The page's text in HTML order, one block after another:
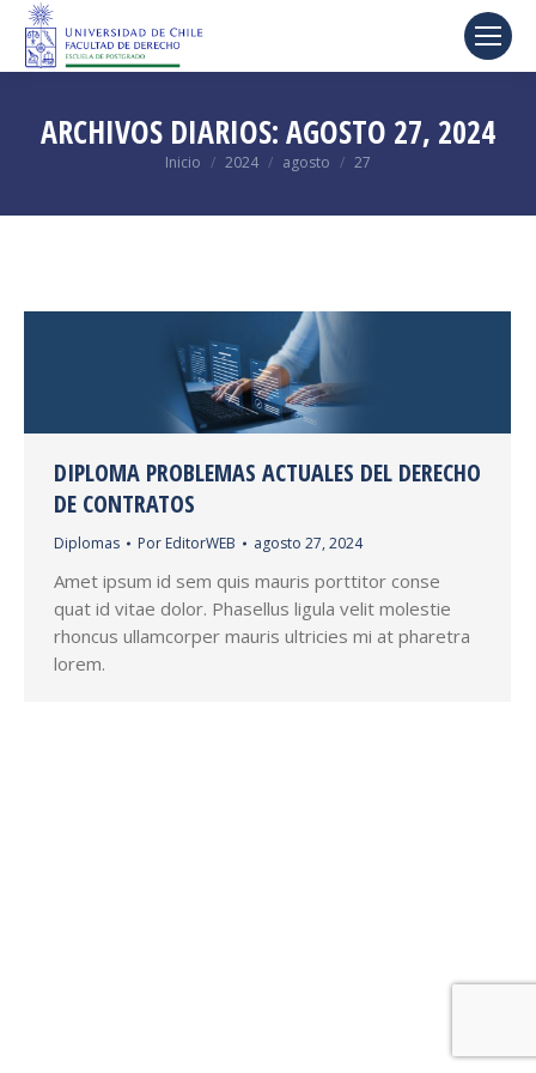
ARCHIVOS DIARIOS:AGOSTO 27, 2024
Estás aquí:
Inicio 2024 agosto 27
DIPLOMA PROBLEMAS ACTUALES DEL DERECHO
DE CONTRATOS
Diplomas Por EditorWEB agosto 27, 2024
Amet ipsum id sem quis mauris porttitor conse
quat id vitae dolor. Phasellus ligula velit molestie
rhoncus ullamcorper mauris ultricies mi at pharetra
lorem.